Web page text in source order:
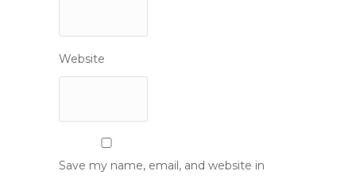
Website
Save my name, email, and website in